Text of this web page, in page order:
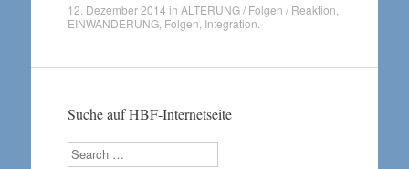
12. Dezember 2014 in ALTERUNG / Folgen / Reaktion
EINWANDERUNG, Folgen Integration
Suche auf HBF-Internetseite
Search